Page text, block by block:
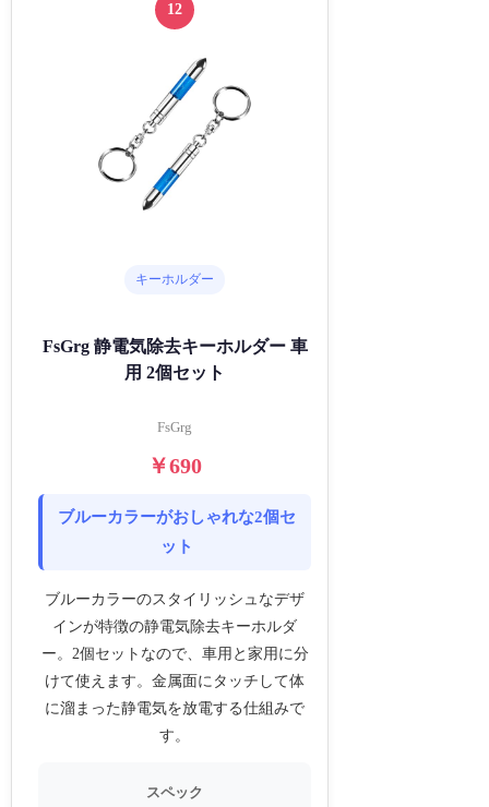
12
キーホルダー
FsGrg 静電気除去キーホルダー 車
用 2個セット
FsGrg
￥690
ブルーカラーがおしゃれな2個セ
ット
ブルーカラーのスタイリッシュなデザ
インが特徴の静電気除去キーホルダ
ー。2個セットなので、車用と家用に分
けて使えます。金属面にタッチして体
に溜まった静電気を放電する仕組みで
す。
スペック